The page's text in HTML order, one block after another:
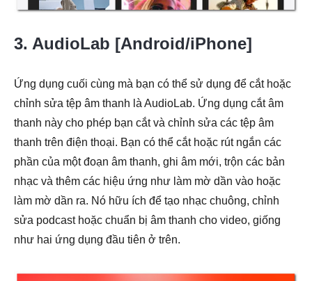
3. AudioLab [Android/iPhone]
Ứng dụng cuối cùng mà bạn có thể sử dụng để cắt hoặc
chỉnh sửa tệp âm thanh là AudioLab. Ứng dụng cắt âm
thanh này cho phép bạn cắt và chỉnh sửa các tệp âm
thanh trên điện thoại. Bạn có thể cắt hoặc rút ngắn các
phần của một đoạn âm thanh, ghi âm mới, trộn các bản
nhạc và thêm các hiệu ứng như làm mờ dần vào hoặc
làm mờ dần ra. Nó hữu ích để tạo nhạc chuông, chỉnh
sửa podcast hoặc chuẩn bị âm thanh cho video, giống
như hai ứng dụng đầu tiên ở trên.